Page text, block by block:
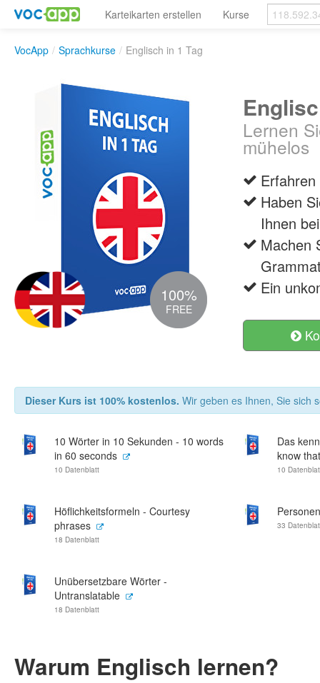
Karteikarten erstellen Kurse
VocApp / Sprachkurse / Englisch in 1 Tag
100%
FREE
Lernen
mühelos
Haben
Ihnen
Machen
Ein
Dieser Kurs ist 100% kostenlos. Wir geben es Ihnen, Sie sich
10 Wörter in 10 Sekunden - 10 words
in 60 seconds
10 Datenblatt
Das
know that
10
Höflichkeitsformeln - Courtesy
phrases
18 Datenblatt
33
Unübersetzbare Wörter -
Untranslatable
18 Datenblatt
Warum Englisch lernen?